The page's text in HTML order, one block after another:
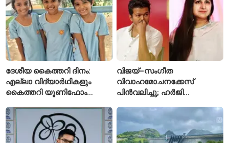
ദേശീയ കൈത്തറി ദിനം:
എല്ലാ വിദ്യാർഥികളും
കൈത്തറി യൂണിഫോം
സ്കൂൾ വേറിട്ട മാതൃക
വിജയ്–സംഗീത
വിവാഹമോചനക്കേസ്
പിൻവലിച്ചു; ഹർജി
അവസാനിപ്പിച്ച് കോടതി